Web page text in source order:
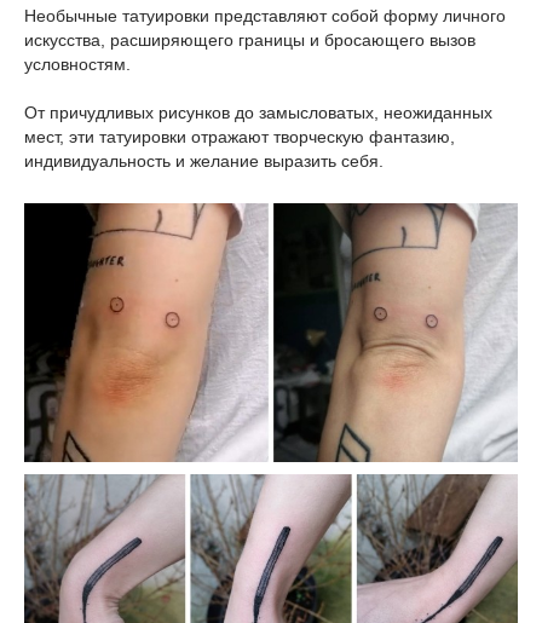
Необычные татуировки представляют собой форму личного
искусства, расширяющего границы и бросающего вызов
условностям.
От причудливых рисунков до замысловатых, неожиданных
мест, эти татуировки отражают творческую фантазию,
индивидуальность и желание выразить себя.